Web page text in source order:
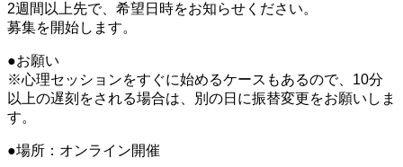
2週間以上先で、希望日時をお知らせください。
募集を開始します。
●お願い
※心理セッションをすぐに始めるケースもあるので、10分
以上の遅刻をされる場合は、別の日に振替変更をお願いしま
す。
●場所：オンライン開催